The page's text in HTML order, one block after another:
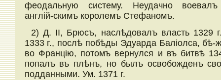
феодальную систему. Неудачно
англій-скимъ королемъ Стефаномъ.
2) Д. II, Брюсъ, наслѣдовалъ власть 1329
1333 г., послѣ побѣды Эдуарда Баліолса, бѣ-
во Францію, потомъ вернулся и въ битвѣ
попалъ въ плѣнъ, но былъ освобожденъ
подданными. Ум. 1371 г.